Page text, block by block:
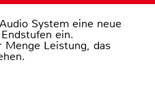
System eine neue
ein.
Menge Leistung, das